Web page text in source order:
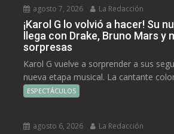
agosto 7, 2026 La Redacción
¡Karol G lo volvió a hacer! Su
llega con Drake, Bruno Mars y
sorpresas
Karol G vuelve a sorprender a sus
nueva etapa musical. La cantante
ESPECTÁCULOS
agosto 6, 2026 La Redacción